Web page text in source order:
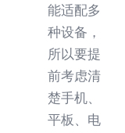
能适配多
种设备，
所以要提
前考虑清
楚手机、
平板、电